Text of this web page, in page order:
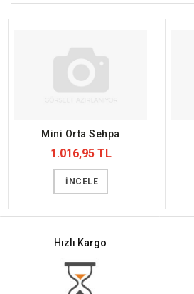
Mini Orta Sehpa
1.016,95 TL
İNCELE
Hızlı Kargo